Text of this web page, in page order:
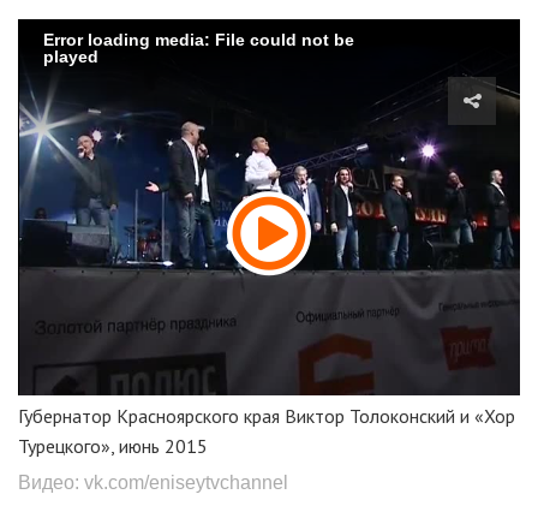
Error loading media: File could not be
played
Губернатор Красноярского края Виктор Толоконский и «Хор
Турецкого», июнь 2015
Видео: vk.com/eniseytvchannel